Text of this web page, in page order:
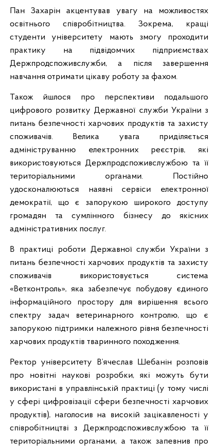
Пан Захарін акцентував увагу на можливостях
освітнього співробітництва. Зокрема, кращі
студенти університету мають змогу проходити
практику на підвідомчих підприємствах
Держпродспоживслужби, а після завершення
навчання отримати цікаву роботу за фахом.
Також йшлося про перспективи подальшого
цифрового розвитку Державної служби України з
питань безпечності харчових продуктів та захисту
споживачів. Велика увага приділяється
адмініструванню електронних реєстрів, які
використовуються Держпродспоживслужбою та її
територіальними органами. Постійно
удосконалюються наявні сервіси електронної
демократії, що є запорукою широкого доступу
громадян та сумлінного бізнесу до якісних
адміністративних послуг.
В практиці роботи Державної служби України з
питань безпечності харчових продуктів та захисту
споживачів використовується система
«Ветконтроль», яка забезпечує побудову єдиного
інформаційного простору для вирішення всього
спектру задач ветеринарного контролю, що є
запорукою підтримки належного рівня безпечності
харчових продуктів тваринного походження.
Ректор університету В’ячеслав Шебанін розповів
про новітні наукові розробки, які можуть бути
використані в управлінській практиці (у тому числі
у сфері цифровізації сфери безпечності харчових
продуктів), наголосив на високій зацікавленості у
співробітництві з Держпродспоживслужбою та її
територіальними органами, а також запевнив про